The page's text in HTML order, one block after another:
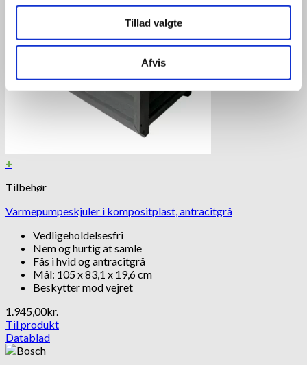
Tillad valgte
Afvis
+
Tilbehør
Varmepumpeskjuler i kompositplast, antracitgrå
Vedligeholdelsesfri
Nem og hurtig at samle
Fås i hvid og antracitgrå
Mål: 105 x 83,1 x 19,6 cm
Beskytter mod vejret
1.945,00kr.
Til produkt
Datablad